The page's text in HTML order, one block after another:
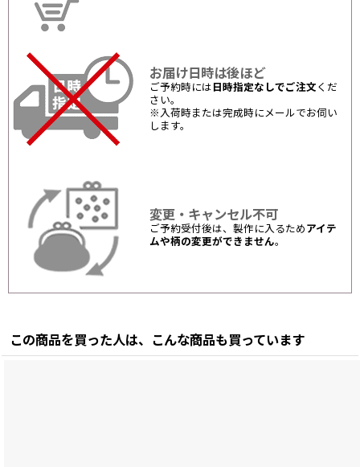
お届け日時は後ほど
ご予約時には 日時指定なしでご注文 くだ
さい。
※入荷時または完成時にメールでお伺い
します。
変更・キャンセル不可
ご予約受付後は、製作に入るため アイテ
ムや柄の変更ができません。
この商品を買った人は、こんな商品も買っています